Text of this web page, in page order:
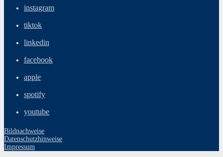
instagram
tiktok
linkedin
facebook
apple
spotify
youtube
Bildnachweise
Datenschutzhinweise
Impressum